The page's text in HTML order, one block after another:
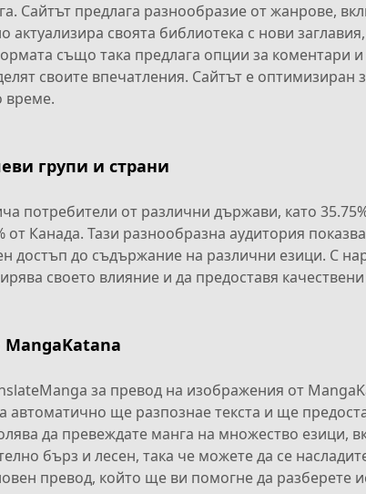
Сайтът предлага разнообразие от жанрове,
актуализира своята библиотека с нови
също така предлага опции за коментари
своите впечатления. Сайтът е оптимизиран
време.
групи и страни
потребители от различни държави, като
от Канада. Тази разнообразна аудитория
достъп до съдържание на различни езици. С
своето влияние и да предоставя качествени
MangaKatana
за превод на изображения от
автоматично ще разпознае текста и ще
да превеждате манга на множество езици,
бърз и лесен, така че можете да се
превод, който ще ви помогне да разберете